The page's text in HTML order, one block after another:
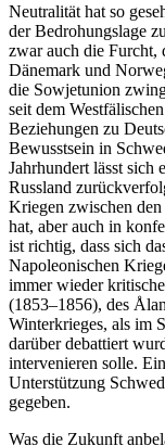
Neutralität hat so
der Bedrohungslage
zwar auch die Furcht,
Dänemark und
die Sowjetunion
seit dem
Beziehungen zu
Bewusstsein in
Jahrhundert lässt sich
Russland
Kriegen zwischen
hat, aber auch in
ist richtig, dass sich
Napoleonischen
immer wieder
(1853–1856), des
Winterkrieges, als im
darüber debattiert
intervenieren solle.
Unterstützung
gegeben.
Was die Zukunft